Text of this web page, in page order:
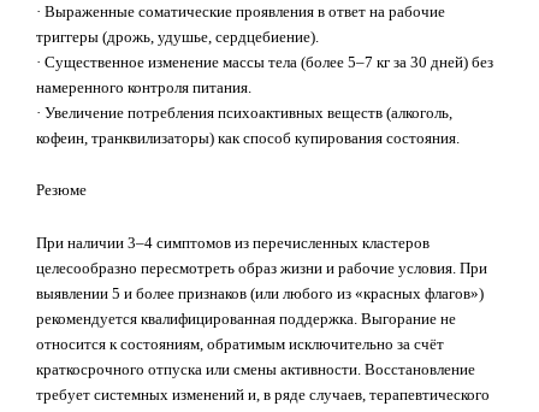
· Выраженные соматические проявления в ответ на рабочие
триггеры (дрожь, удушье, сердцебиение).
· Существенное изменение массы тела (более 5–7 кг за 30 дней) без
намеренного контроля питания.
· Увеличение потребления психоактивных веществ (алкоголь,
кофеин, транквилизаторы) как способ купирования состояния.
Резюме
При наличии 3–4 симптомов из перечисленных кластеров
целесообразно пересмотреть образ жизни и рабочие условия. При
выявлении 5 и более признаков (или любого из «красных флагов»)
рекомендуется квалифицированная поддержка. Выгорание не
относится к состояниям, обратимым исключительно за счёт
краткосрочного отпуска или смены активности. Восстановление
требует системных изменений и, в ряде случаев, терапевтического